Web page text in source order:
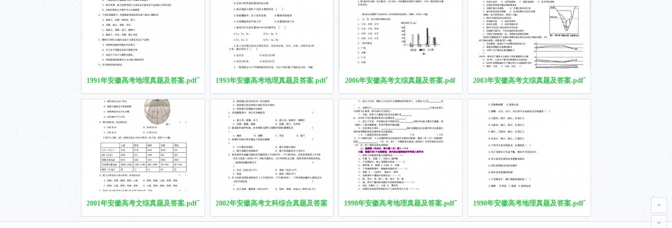
1991年安徽高考地理真题及答案.pdf下载 1993年安徽高考地理真题及答案.pdf下载 2006年安徽高考文综真题及答案.pdf 2003年安徽高考文综真题及答案.pdf下载
2001年安徽高考文综真题及答案.pdf下载 2002年安徽高考文科综合真题及答案.pdf下载1998年安徽高考地理真题及答案.pdf下载 1990年安徽高考地理真题及答案.pdf下载